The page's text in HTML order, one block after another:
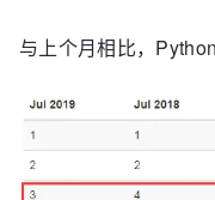
与上个月相比，